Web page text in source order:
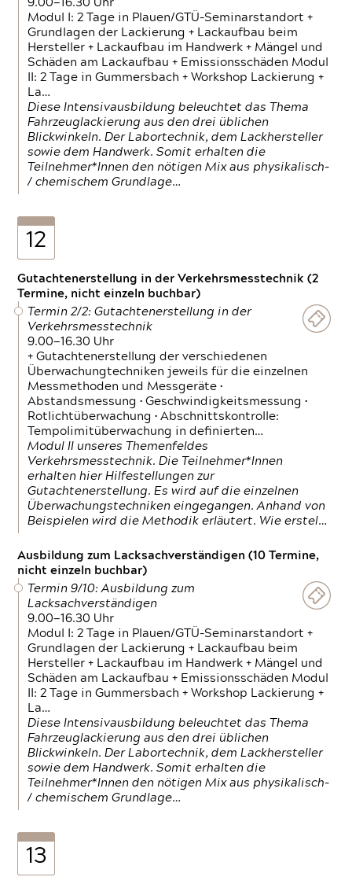
9.00—16.30 Uhr
Modul I: 2 Tage in Plauen/GTÜ-Seminarstandort +
Grundlagen der Lackierung + Lackaufbau beim
Hersteller + Lackaufbau im Handwerk + Mängel und
Schäden am Lackaufbau + Emissionsschäden Modul
II: 2 Tage in Gummersbach + Workshop Lackierung +
La…
Diese Intensivausbildung beleuchtet das Thema
Fahrzeuglackierung aus den drei üblichen
Blickwinkeln. Der Labortechnik, dem Lackhersteller
sowie dem Handwerk. Somit erhalten die
Teilnehmer*Innen den nötigen Mix aus physikalisch-
/ chemischem Grundlage…
12
Gutachtenerstellung in der Verkehrsmesstechnik (2
Termine, nicht einzeln buchbar)
Termin 2/2: Gutachtenerstellung in der
Verkehrsmesstechnik
9.00—16.30 Uhr
+ Gutachtenerstellung der verschiedenen
Überwachungtechniken jeweils für die einzelnen
Messmethoden und Messgeräte •
Abstandsmessung • Geschwindigkeitsmessung •
Rotlichtüberwachung • Abschnittskontrolle:
Tempolimitüberwachung in definierten…
Modul II unseres Themenfeldes
Verkehrsmesstechnik. Die Teilnehmer*Innen
erhalten hier Hilfestellungen zur
Gutachtenerstellung. Es wird auf die einzelnen
Überwachungstechniken eingegangen. Anhand von
Beispielen wird die Methodik erläutert. Wie erstel…
Ausbildung zum Lacksachverständigen (10 Termine,
nicht einzeln buchbar)
Termin 9/10: Ausbildung zum
Lacksachverständigen
9.00—16.30 Uhr
Modul I: 2 Tage in Plauen/GTÜ-Seminarstandort +
Grundlagen der Lackierung + Lackaufbau beim
Hersteller + Lackaufbau im Handwerk + Mängel und
Schäden am Lackaufbau + Emissionsschäden Modul
II: 2 Tage in Gummersbach + Workshop Lackierung +
La…
Diese Intensivausbildung beleuchtet das Thema
Fahrzeuglackierung aus den drei üblichen
Blickwinkeln. Der Labortechnik, dem Lackhersteller
sowie dem Handwerk. Somit erhalten die
Teilnehmer*Innen den nötigen Mix aus physikalisch-
/ chemischem Grundlage…
13